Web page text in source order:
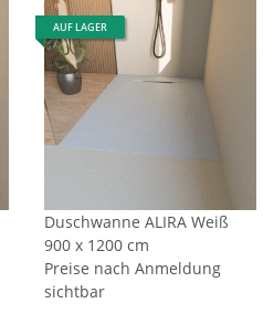
AUF LAGER
Duschwanne ALIRA Weiß
900 x 1200 cm
Preise nach Anmeldung
sichtbar